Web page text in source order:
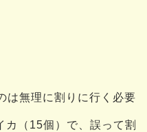
は無理に割りに行く必要
（15個）で、誤って割